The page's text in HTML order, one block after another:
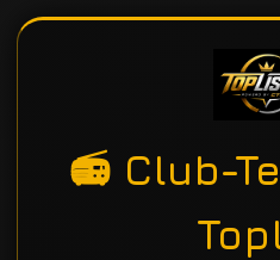
📻 Club-